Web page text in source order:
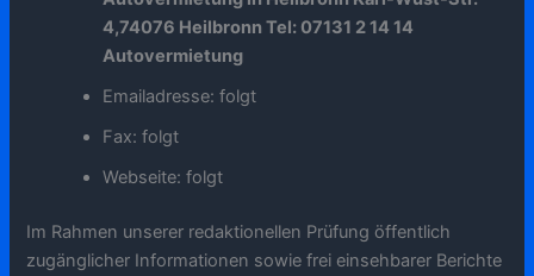
4,74076 Heilbronn Tel: 07131 2 14 14
Autovermietung
Emailadresse: folgt
Fax: folgt
Webseite: folgt
Im Rahmen unserer redaktionellen Prüfung öffentlich
zugänglicher Informationen sowie frei einsehbarer Berichte